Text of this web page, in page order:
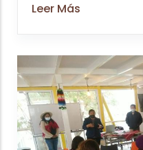
Leer Más